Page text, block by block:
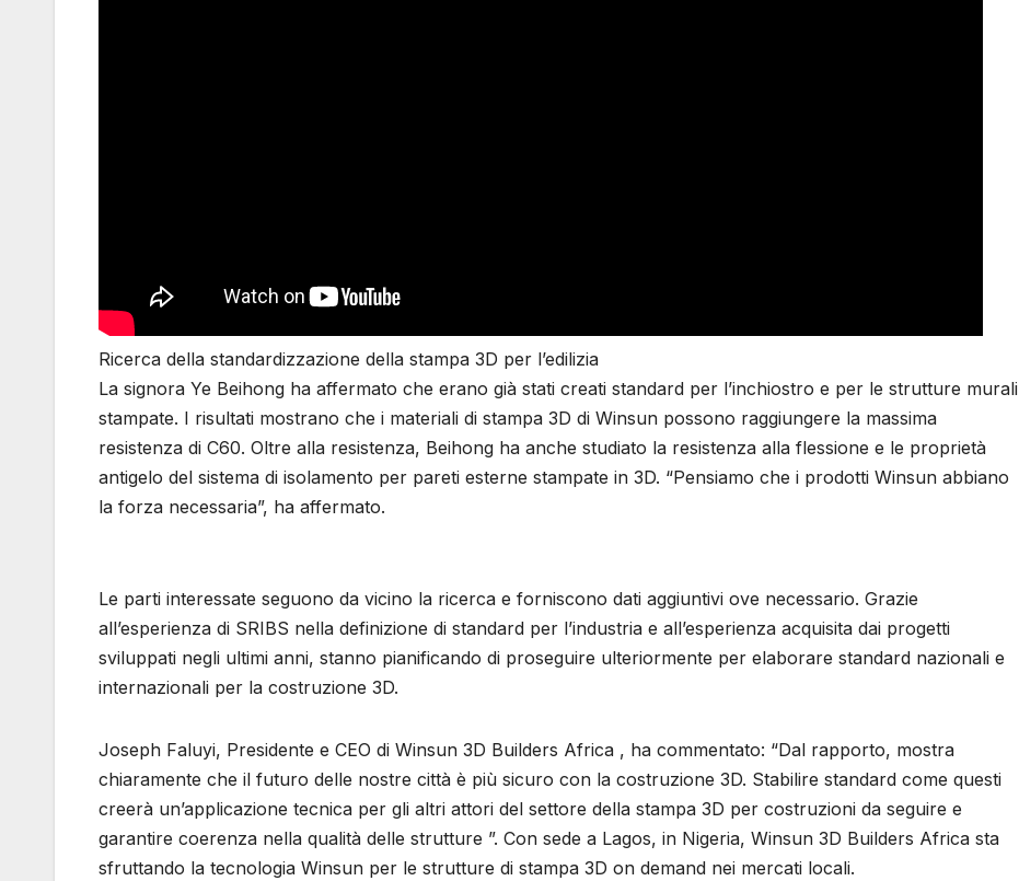
Ricerca della standardizzazione della stampa 3D per l’edilizia
La signora Ye Beihong ha affermato che erano già stati creati standard per l’inchiostro e per le strutture murali
stampate. I risultati mostrano che i materiali di stampa 3D di Winsun possono raggiungere la massima
resistenza di C60. Oltre alla resistenza, Beihong ha anche studiato la resistenza alla flessione e le proprietà
antigelo del sistema di isolamento per pareti esterne stampate in 3D. “Pensiamo che i prodotti Winsun abbiano
la forza necessaria”, ha affermato.
Le parti interessate seguono da vicino la ricerca e forniscono dati aggiuntivi ove necessario. Grazie
all’esperienza di SRIBS nella definizione di standard per l’industria e all’esperienza acquisita dai progetti
sviluppati negli ultimi anni, stanno pianificando di proseguire ulteriormente per elaborare standard nazionali e
internazionali per la costruzione 3D.
Joseph Faluyi, Presidente e CEO di Winsun 3D Builders Africa , ha commentato: “Dal rapporto, mostra
chiaramente che il futuro delle nostre città è più sicuro con la costruzione 3D. Stabilire standard come questi
creerà un’applicazione tecnica per gli altri attori del settore della stampa 3D per costruzioni da seguire e
garantire coerenza nella qualità delle strutture ”. Con sede a Lagos, in Nigeria, Winsun 3D Builders Africa sta
sfruttando la tecnologia Winsun per le strutture di stampa 3D on demand nei mercati locali.